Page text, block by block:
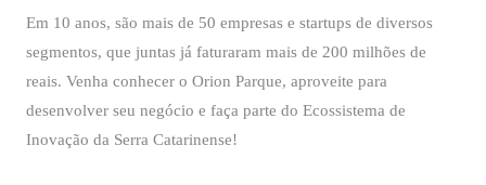
Em 10 anos, são mais de 50 empresas e startups de diversos
segmentos, que juntas já faturaram mais de 200 milhões de
reais. Venha conhecer o Orion Parque, aproveite para
desenvolver seu negócio e faça parte do Ecossistema de
Inovação da Serra Catarinense!